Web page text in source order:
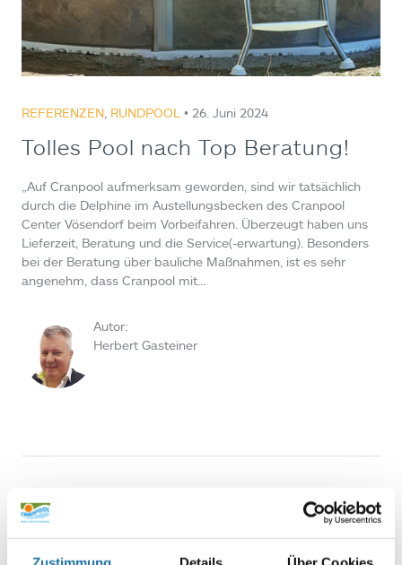
REFERENZEN RUNDPOOL • 26. Juni 2024
Tolles Pool nach Top Beratung!
„Auf Cranpool aufmerksam geworden, sind wir tatsächlich
durch die Delphine im Austellungsbecken des Cranpool
Center Vösendorf beim Vorbeifahren. Überzeugt haben uns
Lieferzeit, Beratung und die Service(-erwartung). Besonders
bei der Beratung über bauliche Maßnahmen, ist es sehr
angenehm, dass Cranpool mit…
Autor:
Herbert Gasteiner
Letzte Artikel